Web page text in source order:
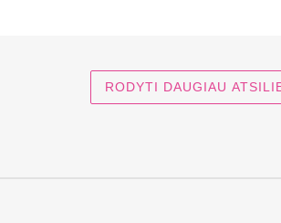
RODYTI DAUGIAU